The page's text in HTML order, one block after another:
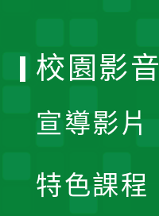
校園影音
宣導影片
特色課程